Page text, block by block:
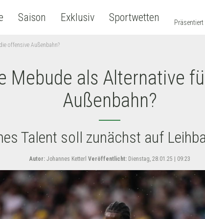
Saison Exklusiv Sportwetten Präsentiert
offensive Außenbahn?
Mebude als Alternative
Außenbahn?
Talent soll zunächst auf
Autor:Johannes Ketterl Veröffentlicht:Dienstag, 28.01.25 | 09:23